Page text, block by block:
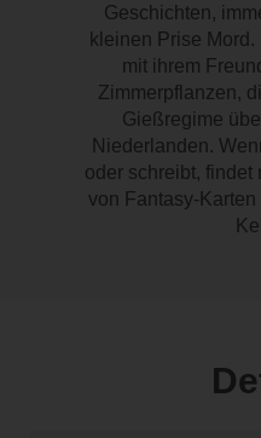
Geschichten,
kleinen Prise
mit ihrem
Zimmerpflanzen,
Gießregime
Niederlanden.
oder schreibt, findet
von Fantasy-